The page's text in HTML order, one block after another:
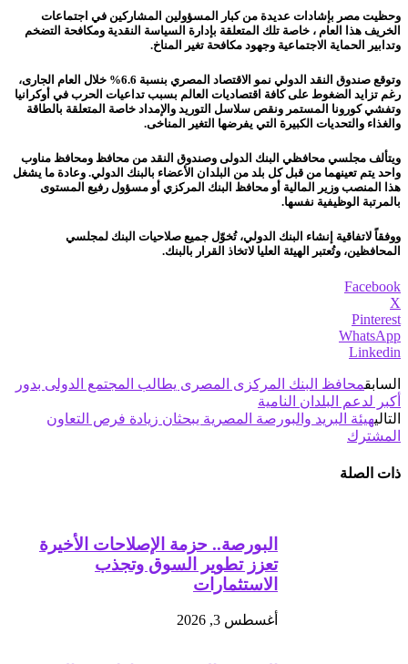
وحظيت مصر بإشادات عديدة من كبار المسؤولين المشاركين في اجتماعات
الخريف هذا العام ، خاصة تلك المتعلقة بإدارة السياسة النقدية ومكافحة التضخم
وتدابير الحماية الاجتماعية وجهود مكافحة تغير المناخ.
وتوقع صندوق النقد الدولي نمو الاقتصاد المصري بنسبة 6.6% خلال العام الجارى،
رغم تزايد الضغوط على كافة اقتصاديات العالم بسبب تداعيات الحرب في أوكرانيا
وتفشي كورونا المستمر ونقص سلاسل التوريد والإمداد خاصة المتعلقة بالطاقة
والغذاء والتحديات الكبيرة التي يفرضها التغير المناخى.
ويتألف مجلسي محافظي البنك الدولى وصندوق النقد من محافظ ومحافظ مناوب
واحد يتم تعينهما من قبل كل بلد من البلدان الأعضاء بالبنك الدولي. وعادة ما يشغل
هذا المنصب وزير المالية أو محافظ البنك المركزي أو مسؤول رفيع المستوى
بالمرتبة الوظيفية نفسها.
ووفقاً لاتفاقية إنشاء البنك الدولي، تُخوّل جميع صلاحيات البنك لمجلسي
المحافظين، وتُعتبر الهيئة العليا لاتخاذ القرار بالبنك.
Facebook
X
Pinterest
WhatsApp
Linkedin
السابقمحافظ البنك المركزى المصرى يطالب المجتمع الدولى بدور
أكبر لدعم البلدان النامية
التاليهيئة البريد والبورصة المصرية يبحثان زيادة فرص التعاون
المشترك
ذات الصلة
البورصة.. حزمة الإصلاحات الأخيرة
تعزز تطوير السوق وتجذب
الاستثمارات
أغسطس 3, 2026